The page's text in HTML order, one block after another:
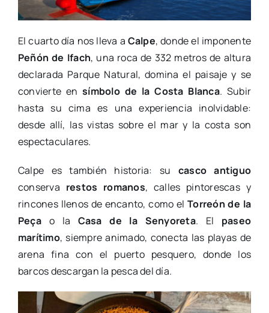
El cuarto día nos lleva a Calpe, donde el imponente
Peñón de Ifach, una roca de 332 metros de altura
declarada Parque Natural, domina el paisaje y se
convierte ensímbolo de la Costa Blanca. Subir
hasta su cima es una experiencia inolvidable:
desde allí, las vistas sobre el mar y la costa son
espectaculares.
Calpe es también historia: su casco antiguo
conserva restos romanos, calles pintorescas y
rincones llenos de encanto, como elTorreón de la
Peçao la Casa de la Senyoreta. El paseo
marítimo, siempre animado, conecta las playas de
arena fina con el puerto pesquero, donde los
barcos descargan la pesca del día.